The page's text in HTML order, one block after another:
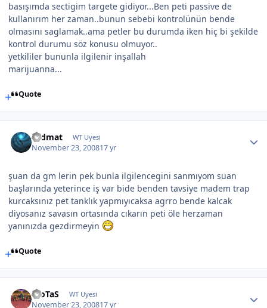
basışımda sectigim targete gidiyor...Ben peti passive de
kullanırım her zaman..bunun sebebi kontrolünün bende
olmasını saglamak..ama petler bu durumda iken hiç bi şekilde
kontrol durumu söz konusu olmuyor..
yetkililer bununla ilgilenir inşallah
marijuanna...
Quote
sadmat WT Uyesi
November 23, 200817 yr
şuan da gm lerin pek bunla ilgilencegini sanmıyom suan
başlarında yeterince iş var bide benden tavsiye madem trap
kurcaksınız pet tanklık yapmıyıcaksa agrro bende kalcak
diyosanız savasın ortasında cıkarın peti öle herzaman
yanınızda gezdirmeyin
Quote
EroTaS WT Uyesi
November 23, 200817 yr